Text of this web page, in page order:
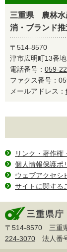
三重県 農林
消・ブランド
〒514-8570
津市広明町13番地
電話番号： 059-
ファクス番号：
メールアドレス：
リンク・著作権
個人情報保護ポ
ウェブアクセシ
サイトに関する
〒514-8570 三重
224-3070 法人番